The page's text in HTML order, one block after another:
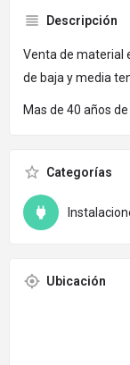
Descripción
Venta de material
de baja y media
Mas de 40 años
Categorías
Ubicación